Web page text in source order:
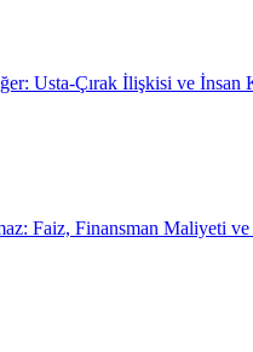
Usta-Çırak İlişkisi ve İnsan
Faiz, Finansman Maliyeti